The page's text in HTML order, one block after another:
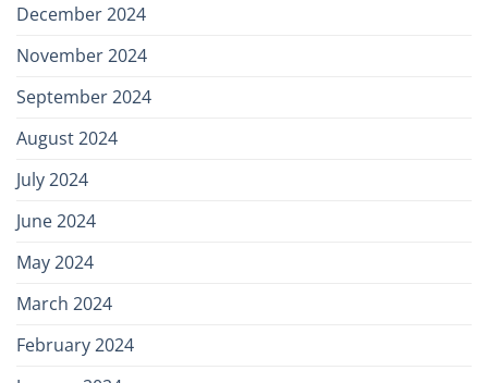
December 2024
November 2024
September 2024
August 2024
July 2024
June 2024
May 2024
March 2024
February 2024